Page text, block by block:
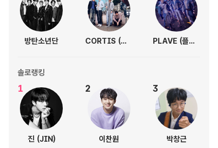
방탄소년단 CORTIS (코르티스) PLAVE (플레이브)
솔로랭킹
1
진 (JIN)
2
이찬원
3
박창근